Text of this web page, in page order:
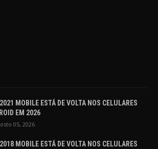
MOBILE ESTÁ DE VOLTA NOS CELULARES
EM 2026
05, 2026
MOBILE ESTÁ DE VOLTA NOS CELULARES